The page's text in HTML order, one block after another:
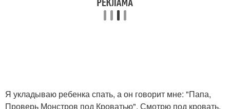
Я укладываю ребенка спать, а он говорит мне: "Папа,
Проверь Монстров под Кроватью". Смотрю под кровать,